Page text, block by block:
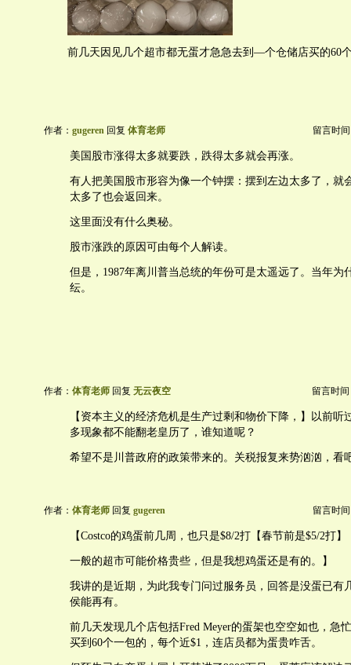
前几天因见几个超市都无蛋才急急去到—个仓储店买的60
作者： gugeren 回复 体育老师 留言时间
美国股市涨得太多就要跌，跌得太多就会再涨。
有人把美国股市形容为像一个钟摆：摆到左边太多了，就
太多了也会返回来。
这里面没有什么奥秘。
股市涨跌的原因可由每个人解读。
但是，1987年离川普当总统的年份可是太遥远了。当年为
纭。
作者： 体育老师 回复 无云夜空 留言时间
【资本主义的经济危机是生产过剩和物价下降，】以前听
多现象都不能翻老皇历了，谁知道呢？
希望不是川普政府的政策带来的。关税报复来势汹汹，看
作者： 体育老师 回复 gugeren 留言时间
【Costco的鸡蛋前几周，也只是$8/2打【春节前是$5/2打
一般的超市可能价格贵些，但是我想鸡蛋还是有的。】
我讲的是近期，为此我专门问过服务员，回答是没蛋已有
侯能再有。
前几天发现几个店包括Fred Meyer的蛋架也空空如也，急
买到60个一包的，每个近$1，连店员都为蛋贵咋舌。